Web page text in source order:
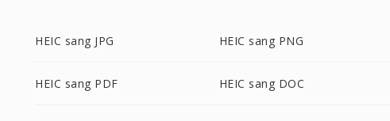
HEIC sang JPG HEIC sang PNG
HEIC sang PDF HEIC sang DOC